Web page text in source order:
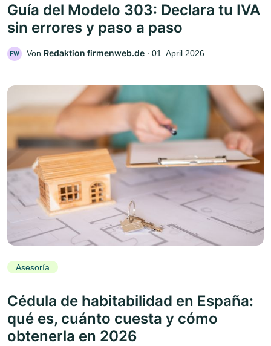
Guía del Modelo 303: Declara tu IVA
sin errores y paso a paso
FW Von Redaktion firmenweb.de ‧ 01. April 2026
Asesoría
Cédula de habitabilidad en España:
qué es, cuánto cuesta y cómo
obtenerla en 2026